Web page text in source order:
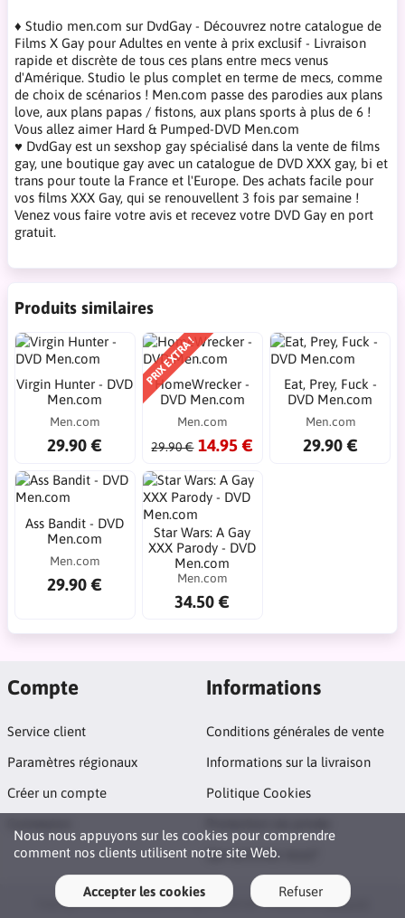
♦ Studio men.com sur DvdGay - Découvrez notre catalogue de
Films X Gay pour Adultes en vente à prix exclusif - Livraison
rapide et discrète de tous ces plans entre mecs venus
d'Amérique. Studio le plus complet en terme de mecs, comme
de choix de scénarios ! Men.com passe des parodies aux plans
love, aux plans papas / fistons, aux plans sports à plus de 6 !
Vous allez aimer Hard & Pumped-DVD Men.com
♥ DvdGay est un sexshop gay spécialisé dans la vente de films
gay, une boutique gay avec un catalogue de DVD XXX gay, bi et
trans pour toute la France et l'Europe. Des achats facile pour
vos films XXX Gay, qui se renouvellent 3 fois par semaine !
Venez vous faire votre avis et recevez votre DVD Gay en port
gratuit.
Produits similaires
Virgin Hunter - DVD
Men.com
Men.com
29.90 €
PRIX EXTRA !
HomeWrecker -
DVD Men.com
Men.com
29.90 € 14.95 €
Eat, Prey, Fuck -
DVD Men.com
Men.com
29.90 €
Ass Bandit - DVD
Men.com
Men.com
29.90 €
Star Wars: A Gay
XXX Parody - DVD
Men.com
Men.com
34.50 €
Nous nous appuyons sur les cookies pour comprendre
comment nos clients utilisent notre site Web.
Accepter les cookies Refuser
Compte
Service client
Paramètres régionaux
Créer un compte
Informations
Conditions générales de vente
Informations sur la livraison
Politique Cookies
Qui sommes nous?
Copyright © 2026 DvdGay.fr. All rights reserved · Powered by LiteCart®